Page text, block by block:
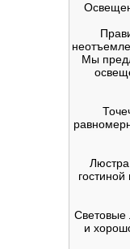
Мы
Световые
и